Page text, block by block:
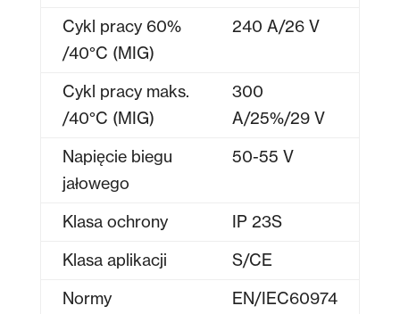
Cykl pracy 60%
/40°C (MIG)
240 A/26 V
Cykl pracy maks.
/40°C (MIG)
300
A/25%/29 V
Napięcie biegu
jałowego
50-55 V
Klasa ochrony
IP 23S
Klasa aplikacji
S/CE
Normy
EN/IEC60974